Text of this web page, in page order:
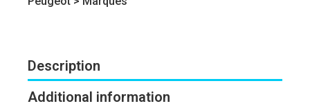
Description
Additional information